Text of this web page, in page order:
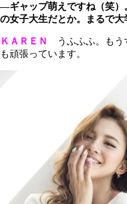
―ギャップ萌えですね（笑）
の女子大生だとか。まるで大
ＫＡＲＥＮ
うふふふ。もう
も頑張っています。